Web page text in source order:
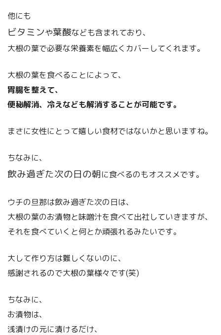
他にも
ビタミンや葉酸なども含まれており、
大根の葉で必要な栄養素を幅広くカバーしてくれます。
大根の葉を食べることによって、
胃腸を整えて、
便秘解消、冷えなども解消することが可能です。
まさに女性にとって嬉しい食材ではないかと思いますね。
ちなみに、
飲み過ぎた次の日の朝に食べるのもオススメです。
ウチの旦那は飲み過ぎた次の日は、
大根の葉のお漬物と味噌汁を食べて出社していきますが、
それを食べていくと何とか頑張れるみたいです。
大して作り方は難しくないのに、
感謝されるので大根の葉様々です(笑)
ちなみに、
お漬物は、
浅漬けの元に漬けるだけ、